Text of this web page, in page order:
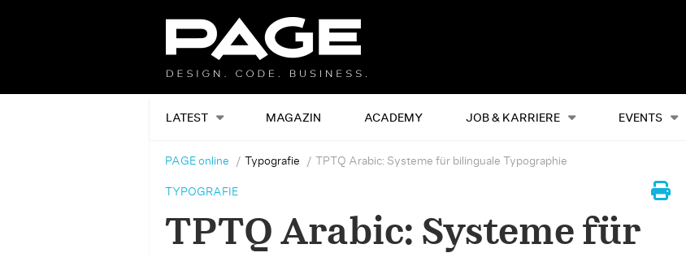
LATEST MAGAZIN ACADEMY JOB & KARRIERE EVENTS
Alles Events
PAGE online Typografie TPTQ Arabic: Systeme für bilinguale Typographie
TYPOGRAFIE
TPTQ Arabic: Systeme für